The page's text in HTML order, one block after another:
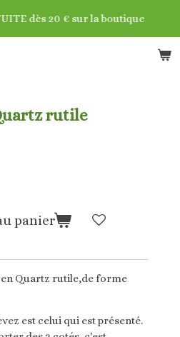
dès 20 € sur la boutique
rutile
panier
Quartz rutile,de forme
est celui qui est présenté.